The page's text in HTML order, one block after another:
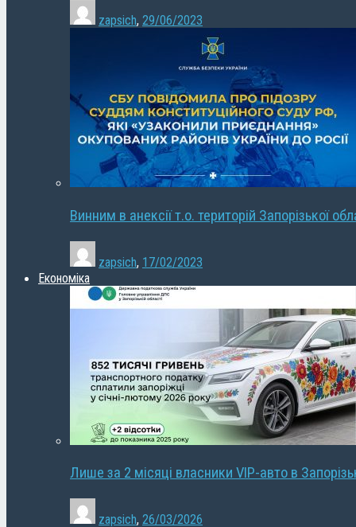
zapsich, 29/06/2023
Винним в анексії т.о. територій Запорізької
zapsich, 17/02/2023
Економіка
Лише за 2 місяці власники VIP-авто в
zapsich, 26/03/2026